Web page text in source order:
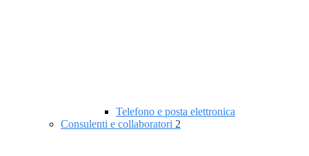
Telefono e posta elettronica
Consulenti e collaboratori 2